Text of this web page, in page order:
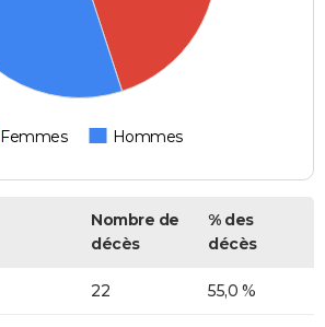
Femmes Hommes
Nombre de
décès
% des
décès
22 55,0 %